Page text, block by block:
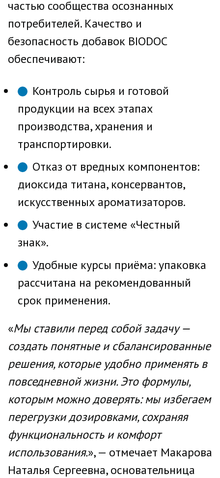
частью сообщества осознанных
потребителей. Качество и
безопасность добавок BIODOC
обеспечивают:
Контроль сырья и готовой
продукции на всех этапах
производства, хранения и
транспортировки.
Отказ от вредных компонентов:
диоксида титана, консервантов,
искусственных ароматизаторов.
Участие в системе «Честный
знак».
Удобные курсы приёма: упаковка
рассчитана на рекомендованный
срок применения.
«Мы ставили перед собой задачу —
создать понятные и сбалансированные
решения, которые удобно применять в
повседневной жизни. Это формулы,
которым можно доверять: мы избегаем
перегрузки дозировками, сохраняя
функциональность и комфорт
использования.», — отмечает Макарова
Наталья Сергеевна, основательница